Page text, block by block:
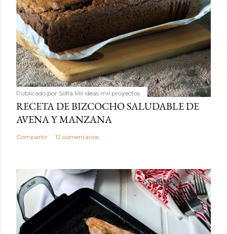
Publicado por Sofía Mil ideas mil proyectos
RECETA DE BIZCOCHO SALUDABLE DE
AVENA Y MANZANA
Compartir 12 comentarios